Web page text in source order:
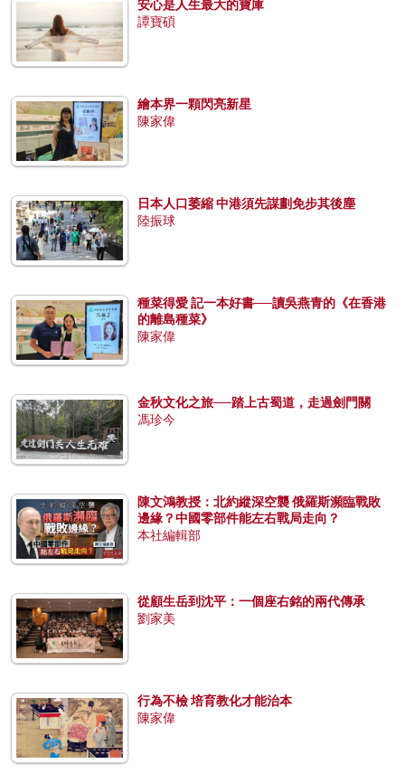
安心是人生最大的寶庫
譚寶碩
繪本界一顆閃亮新星
陳家偉
日本人口萎縮 中港須先謀劃免步其後塵
陸振球
種菜得愛 記一本好書──讀吳燕青的《在香港
的離島種菜》
陳家偉
金秋文化之旅──踏上古蜀道，走過劍門關
馮珍今
陳文鴻教授：北約縱深空襲 俄羅斯瀕臨戰敗
邊緣？中國零部件能左右戰局走向？
本社編輯部
從顧生岳到沈平：一個座右銘的兩代傳承
劉家美
行為不檢 培育教化才能治本
陳家偉